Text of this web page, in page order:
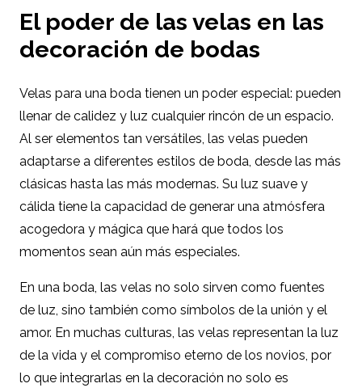
El poder de las velas en las
decoración de bodas
Velas para una boda tienen un poder especial: pueden
llenar de calidez y luz cualquier rincón de un espacio.
Al ser elementos tan versátiles, las velas pueden
adaptarse a diferentes estilos de boda, desde las más
clásicas hasta las más modernas. Su luz suave y
cálida tiene la capacidad de generar una atmósfera
acogedora y mágica que hará que todos los
momentos sean aún más especiales.
En una boda, las velas no solo sirven como fuentes
de luz, sino también como símbolos de la unión y el
amor. En muchas culturas, las velas representan la luz
de la vida y el compromiso eterno de los novios, por
lo que integrarlas en la decoración no solo es